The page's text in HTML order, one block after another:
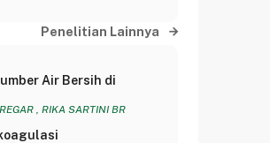
Penelitian Lainnya
Air Bersih di
, RIKA SARTINI BR